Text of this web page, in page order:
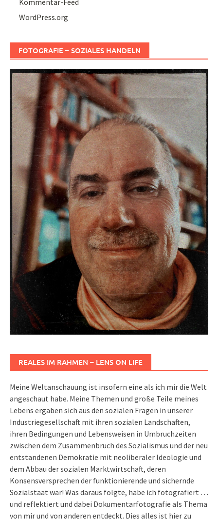
Kommentar-Feed
WordPress.org
FOTOGRAFIE – SOZIALES HANDELN
REALES IM RAHMEN – LENS ON LIFE
Meine Weltanschauung ist insofern eine als ich mir die Welt
angeschaut habe. Meine Themen und große Teile meines
Lebens ergaben sich aus den sozialen Fragen in unserer
Industriegesellschaft mit ihren sozialen Landschaften,
ihren Bedingungen und Lebensweisen in Umbruchzeiten
zwischen dem Zusammenbruch des Sozialismus und der neu
entstandenen Demokratie mit neoliberaler Ideologie und
dem Abbau der sozialen Marktwirtschaft, deren
Konsensversprechen der funktionierende und sichernde
Sozialstaat war! Was daraus folgte, habe ich fotografiert …
und reflektiert und dabei Dokumentarfotografie als Thema
von mir und von anderen entdeckt. Dies alles ist hier zu